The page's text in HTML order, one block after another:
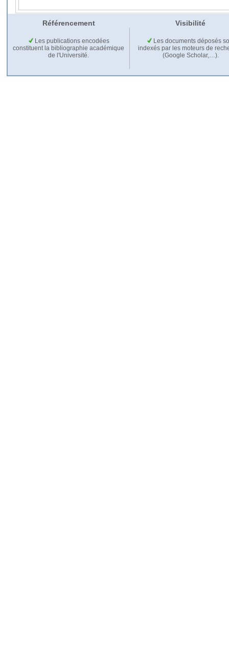
Référencement Visibilité
Les publications encodées
constituent la bibliographie académique
de l'Université.
Les documents déposés
indexés par les moteurs de
(Google Scholar,…).